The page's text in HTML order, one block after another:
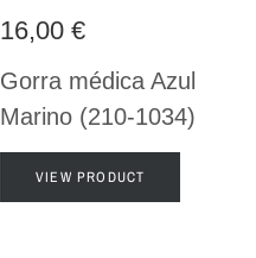
16,00 €
Gorra médica Azul
Marino (210-1034)
VIEW PRODUCT